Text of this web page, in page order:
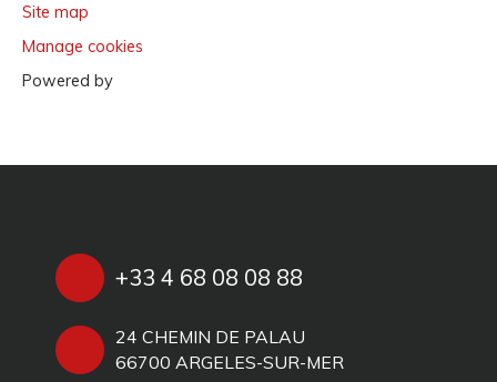
Site map
Manage cookies
Powered by
+33 4 68 08 08 88
24 CHEMIN DE PALAU
66700 ARGELES-SUR-MER